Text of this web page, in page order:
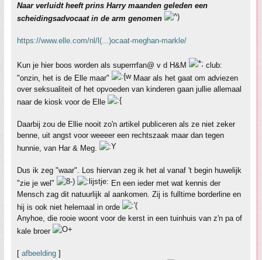
Naar verluidt heeft prins Harry maanden geleden een
scheidingsadvocaat in de arm genomen
https://www.elle.com/nl/l(...)ocaat-meghan-markle/
Kun je hier boos worden als superrrfan@ v d H&M
club:
"onzin, het is de Elle maar"
Maar als het gaat om adviezen
over seksualiteit of het opvoeden van kinderen gaan jullie allemaal
naar de kiosk voor de Elle
Daarbij zou de Ellie nooit zo'n artikel publiceren als ze niet zeker
benne, uit angst voor weeeer een rechtszaak maar dan tegen
hunnie, van Har & Meg.
Dus ik zeg "waar". Los hiervan zeg ik het al vanaf 't begin huwelijk
"zie je wel"
En een ieder met wat kennis der
Mensch zag dit natuurlijk al aankomen. Zij is fulltime borderline en
hij is ook niet helemaal in orde
Anyhoe, die rooie woont voor de kerst in een tuinhuis van z'n pa of
kale broer
[ afbeelding ]